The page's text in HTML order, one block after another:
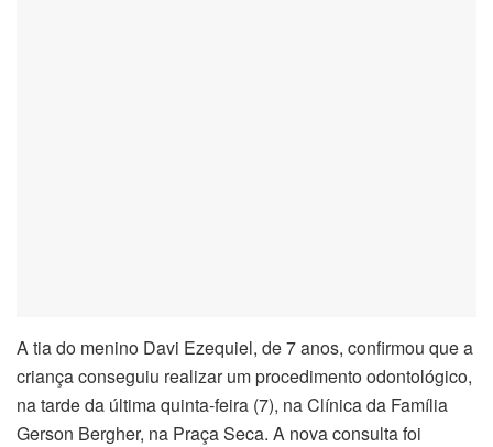
Panel
panel
A tia do menino Davi Ezequiel, de 7 anos, confirmou que a
criança conseguiu realizar um procedimento odontológico,
na tarde da última quinta-feira (7), na Clínica da Família
Gerson Bergher, na Praça Seca. A nova consulta foi